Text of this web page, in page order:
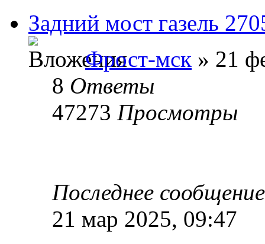
Задний мост газель
Фрост-мск » 21
8 Ответы
47273 Просмотры
Последнее
21 мар 2025, 09:47